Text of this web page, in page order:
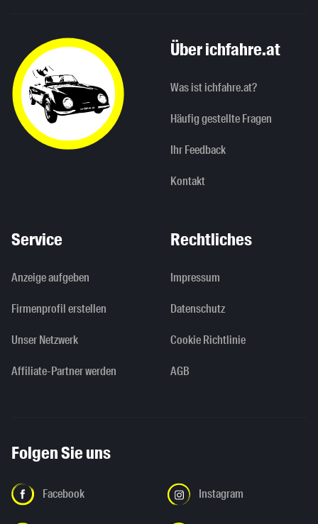
Über ichfahre.at
Was ist ichfahre.at?
Häufig gestellte Fragen
Ihr Feedback
Kontakt
Service
Anzeige aufgeben
Firmenprofil erstellen
Unser Netzwerk
Affiliate-Partner werden
Rechtliches
Impressum
Datenschutz
Cookie Richtlinie
AGB
Folgen Sie uns
Facebook Instagram